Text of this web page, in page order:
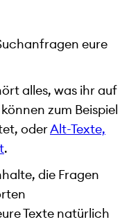
eure
alles, was ihr auf
zum Beispiel
oderAlt-Texte,
.
die Fragen
Texte natürlich